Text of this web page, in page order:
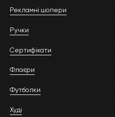
Рекламні шопери
Ручки
Сертифікати
Флаєри
Футболки
Худі